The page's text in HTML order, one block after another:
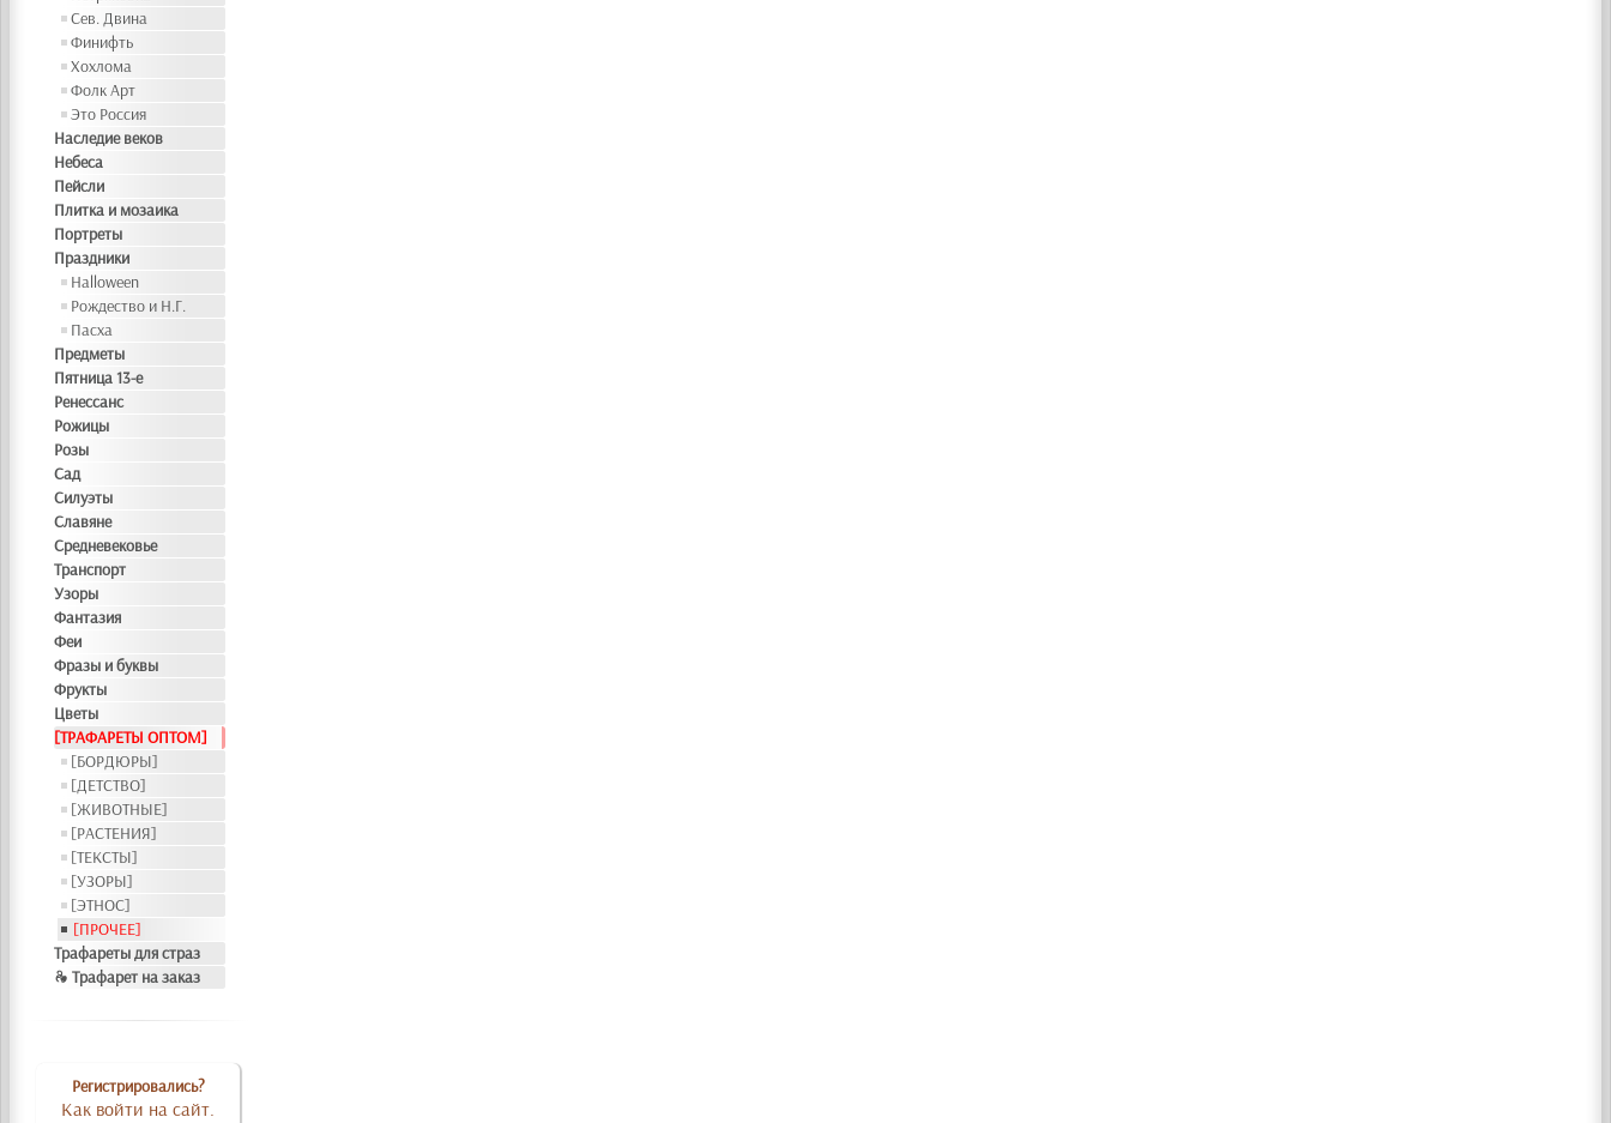
Сев. Двина
Финифть
Хохлома
Фолк Арт
Это Россия
Наследие веков
Небеса
Пейсли
Плитка и мозаика
Портреты
Праздники
Halloween
Рождество и Н.Г.
Пасха
Предметы
Пятница 13-е
Ренессанс
Рожицы
Розы
Сад
Силуэты
Славяне
Средневековье
Транспорт
Узоры
Фантазия
Феи
Фразы и буквы
Фрукты
Цветы
[ТРАФАРЕТЫ ОПТОМ]
[БОРДЮРЫ]
[ДЕТСТВО]
[ЖИВОТНЫЕ]
[РАСТЕНИЯ]
[ТЕКСТЫ]
[УЗОРЫ]
[ЭТНОС]
[ПРОЧЕЕ]
Трафареты для страз
❧ Трафарет на заказ
Регистрировались?
Как войти на сайт.